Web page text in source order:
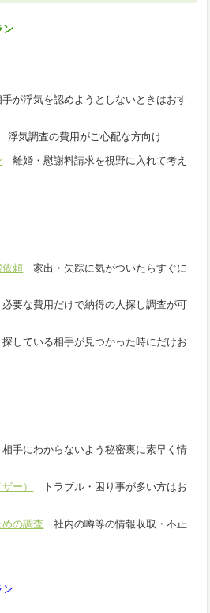
ン
が浮気を認めようとしないときはおす
浮気調査の費用がご心配な方向け
離婚・慰謝料請求を視野に入れて考え
依頼 家出・失踪に気がついたらすぐに
要な費用だけで納得の人探し調査が可
している相手が見つかった時にだけお
手にわからないよう秘密裏に素早く情
ー）
トラブル・困り事が多い方はお
の調査 社内の噂等の情報収取・不正
ン